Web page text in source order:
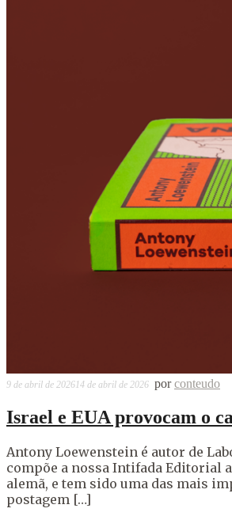
9 de abril de 202614 de abril de 2026 porconteudo
Israel e EUA provocam o
Antony Loewenstein é autor de
compõe a nossa Intifada Editorial
alemã, e tem sido uma das mais
postagem […]